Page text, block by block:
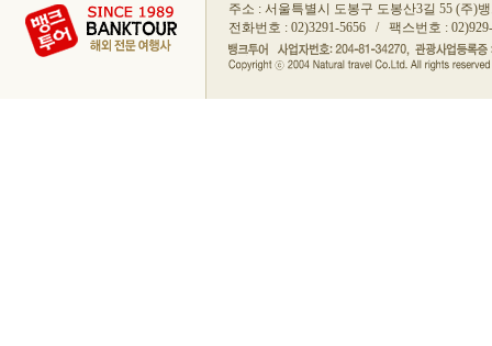
주소 : 서울특별시 도봉구 도봉산3길 55 (주
전화번호 : 02)3291-5656 / 팩스번호 :